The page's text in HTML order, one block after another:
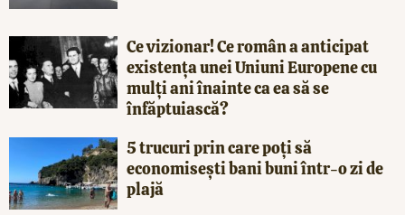
Ce vizionar! Ce român a anticipat
existența unei Uniuni Europene cu
mulți ani înainte ca ea să se
înfăptuiască?
5 trucuri prin care poți să
economisești bani buni într-o zi de
plajă